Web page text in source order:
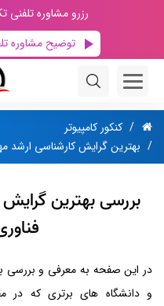
رزرو مشاوره
توضیح مشاوره
کنکور کامپیوتر
بهترین گرایش کارشناسی ارشد
بررسی بهترین
در این صفحه به معرفی و بررسی
و دانشگاه های برتری که در